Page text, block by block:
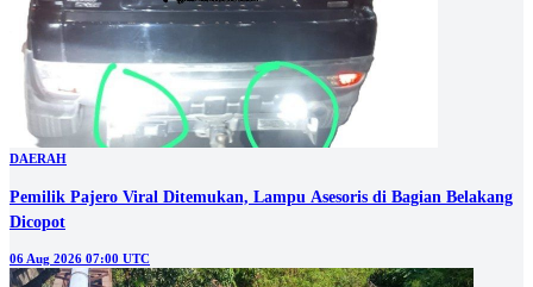
DAERAH
Pemilik Pajero Viral Ditemukan, Lampu Asesoris di Bagian Belakang
Dicopot
06 Aug 2026 07:00 UTC